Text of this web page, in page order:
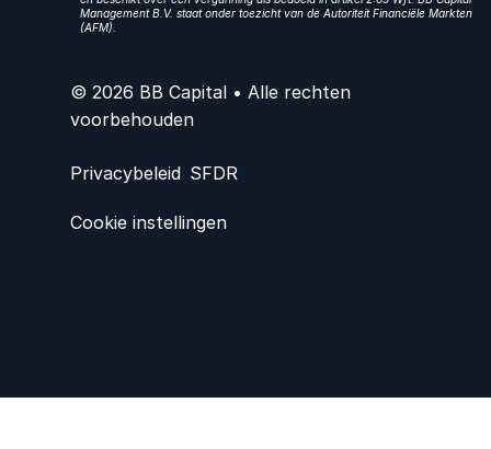
Management B.V. staat onder toezicht van de Autoriteit Financiële Markten
(AFM).
© 2026 BB Capital • Alle rechten
voorbehouden
Privacybeleid SFDR
Cookie instellingen